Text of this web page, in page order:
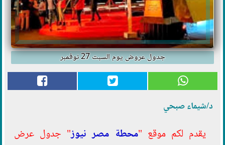
جدول عروض يوم السبت 27 نوفمبر
د/شيماء صبحي
يقدم لكم موقع "محطة مصر نيوز" جدول عرض